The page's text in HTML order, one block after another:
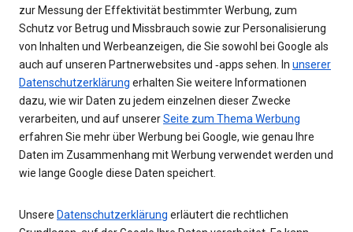
zur Messung der Effektivität bestimmter Werbung, zum
Schutz vor Betrug und Missbrauch sowie zur Personalisierung
von Inhalten und Werbeanzeigen, die Sie sowohl bei Google als
auch auf unseren Partnerwebsites und ‑apps sehen. In unserer
Datenschutzerklärung erhalten Sie weitere Informationen
dazu, wie wir Daten zu jedem einzelnen dieser Zwecke
verarbeiten, und auf unsererSeite zum Thema Werbung
erfahren Sie mehr über Werbung bei Google, wie genau Ihre
Daten im Zusammenhang mit Werbung verwendet werden und
wie lange Google diese Daten speichert.
Unsere Datenschutzerklärung erläutert die rechtlichen